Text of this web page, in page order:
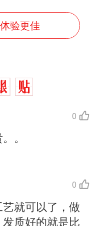
验更佳
0
。
0
就可以了，做
质好的就是比